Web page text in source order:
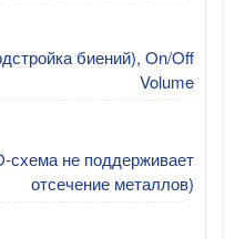
биений), On/Off
Volume
схема не поддерживает
отсечение металлов)